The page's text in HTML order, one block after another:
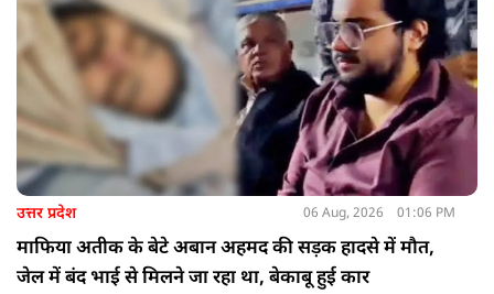
उत्तर प्रदेश 06 Aug, 2026 01:06 PM
माफिया अतीक के बेटे अबान अहमद की सड़क हादसे में मौत,
जेल में बंद भाई से मिलने जा रहा था, बेकाबू हुई कार